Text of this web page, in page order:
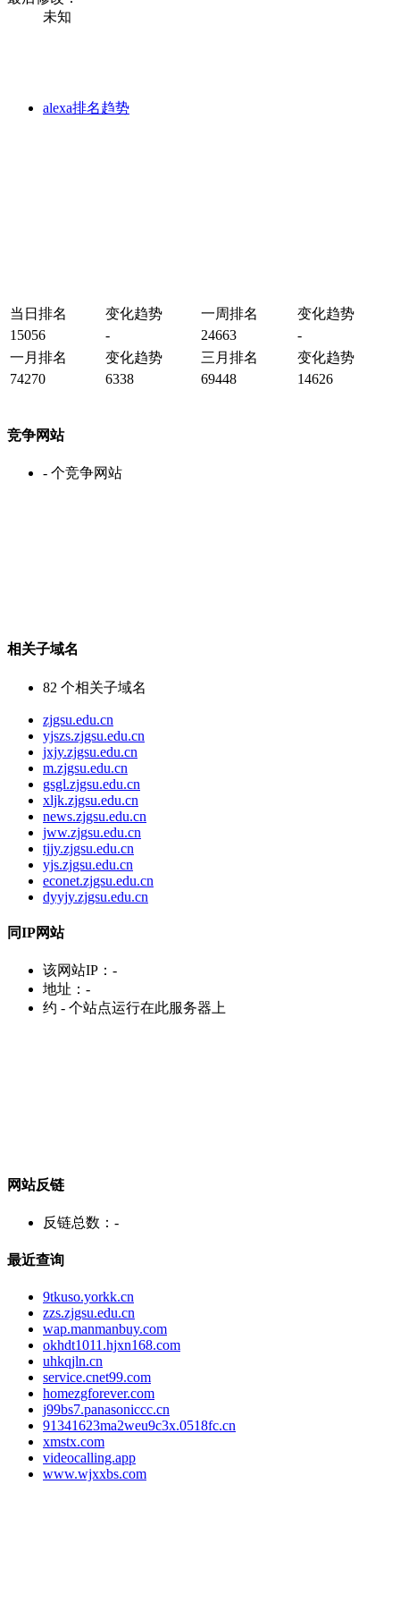
未知
alexa排名趋势
当日排名 变化趋势 一周排名
变化趋势
15056
- 24663
-
一月排名
变化趋势 三月排名
变化趋势
74270
6338 69448 14626
竞争网站
- 个竞争网站
相关子域名
82 个相关子域名
zjgsu.edu.cn
yjszs.zjgsu.edu.cn
jxjy.zjgsu.edu.cn
m.zjgsu.edu.cn
gsgl.zjgsu.edu.cn
xljk.zjgsu.edu.cn
news.zjgsu.edu.cn
jww.zjgsu.edu.cn
tjjy.zjgsu.edu.cn
yjs.zjgsu.edu.cn
econet.zjgsu.edu.cn
dyyjy.zjgsu.edu.cn
同IP网站
该网站IP： -
地址： -
约 - 个站点运行在此服务器上
网站反链
反链总数： -
最近查询
9tkuso.yorkk.cn
zzs.zjgsu.edu.cn
wap.manmanbuy.com
okhdt1011.hjxn168.com
uhkqjln.cn
service.cnet99.com
homezgforever.com
j99bs7.panasoniccc.cn
91341623ma2weu9c3x.0518fc.cn
xmstx.com
videocalling.app
www.wjxxbs.com